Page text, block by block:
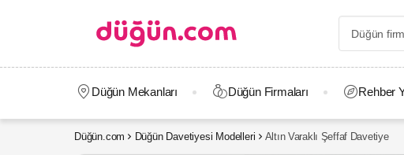
Düğün Mekanları Düğün Firmaları Rehber
Düğün.com Düğün Davetiyesi Modelleri Altın Varaklı Şeffaf Davetiye